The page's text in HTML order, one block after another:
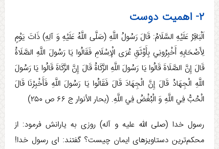
۲- اهمیت دوست
اَلْبَاقِرُ عَلَيْهِ السَّلَامُ: قَالَ رَسُولُ اللَّهِ (صَلَّی اللَّهُ عَلَيْهِ وَ آلِهِ) ذَاتَ‏ يَوْمٍ‏
لِأَصْحَابِهِ‏ أَخْبِرُونِي‏ بِأَوْثَقِ‏ عُرَی الْإِسْلَامِ فَقَالُوا يَا رَسُولَ اللَّهِ الصَّلَاةُ
قَالَ إِنَّ الصَّلَاةَ قَالُوا يَا رَسُولَ اللَّهِ الزَّكَاةُ قَالَ إِنَّ الزَّكَاةَ قَالُوا يَا رَسُولَ
اللَّهِ الْجِهَادُ قَالَ إِنَّ الْجِهَادَ قَالَ فَقَالُوا يَا رَسُولَ اللَّهِ فَأَخْبِرْنَا قَالَ
الْحُبُّ فِي اللَّهِ وَ الْبُغْضُ فِي اللَّهِ‏. (بحار الأنوار ج ‏۶۶ ص ۲۵۰)
رسول خدا (صلی الله علیه و آله) روزی به یارانش فرمود: از
محکم‌­ترین دستاویزهای ایمان چیست؟ گفتند: ای رسول خدا!